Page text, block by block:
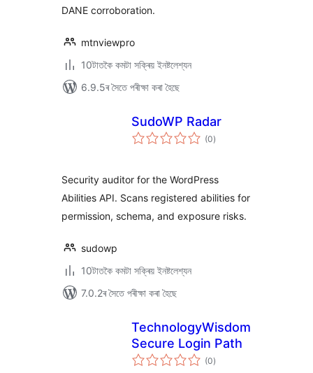
DANE corroboration.
mtnviewpro
10টাতকৈ কমটা সক্ৰিয় ইনষ্টলেশ্যন
6.9.5ৰ সৈতে পৰীক্ষা কৰা হৈছে
SudoWP Radar
(0টা
মুঠ)
Security auditor for the WordPress
Abilities API. Scans registered abilities for
permission, schema, and exposure risks.
sudowp
10টাতকৈ কমটা সক্ৰিয় ইনষ্টলেশ্যন
7.0.2ৰ সৈতে পৰীক্ষা কৰা হৈছে
TechnologyWisdom
Secure Login Path
(0টা
মুঠ)